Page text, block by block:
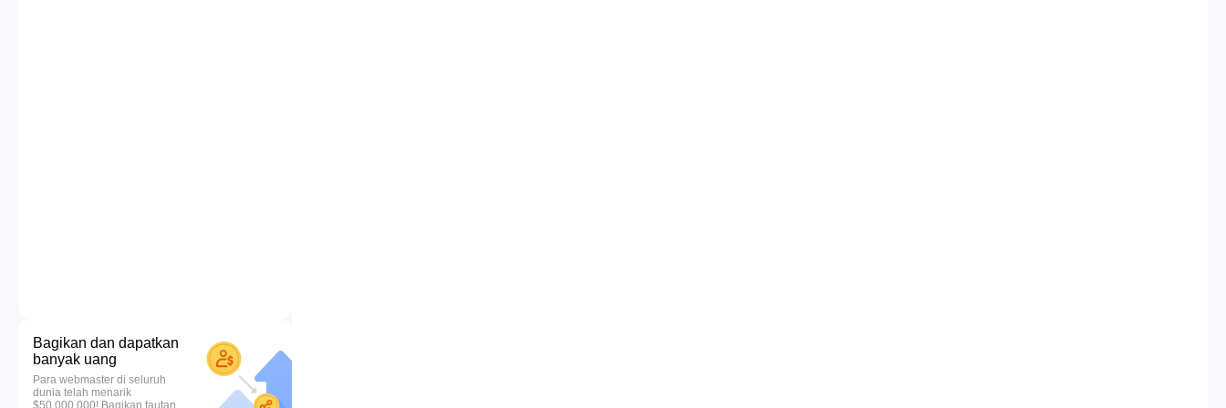
Bagikan dan dapatkan
banyak uang
Para webmaster di seluruh
dunia telah menarik
$50.000.000! Bagikan tautan